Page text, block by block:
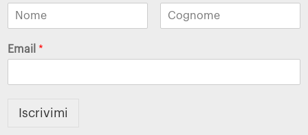
Email*
Iscrivimi